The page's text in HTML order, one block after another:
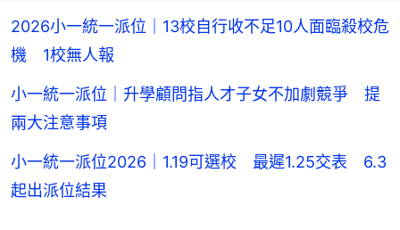
2026小一統一派位｜13校自行收不足10人面臨殺校危
機 1校無人報
小一統一派位｜升學顧問指人才子女不加劇競爭 提
兩大注意事項
小一統一派位2026｜1.19可選校 最遲1.25交表 6.3
起出派位結果